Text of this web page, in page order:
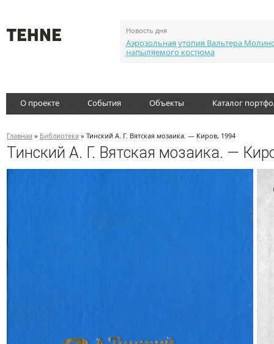
Новость дня
Аэрозольная утопия Вальтера
напыляемого костюма
О проекте События Объекты Каталог
Главная » Библиотека » Тинский А. Г. Вятская мозаика. — Киров, 1994
Тинский А. Г. Вятская мозаика. —